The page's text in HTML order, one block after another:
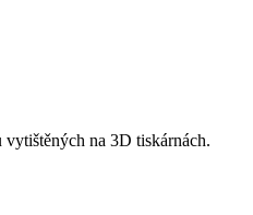
na 3D tiskárnách.